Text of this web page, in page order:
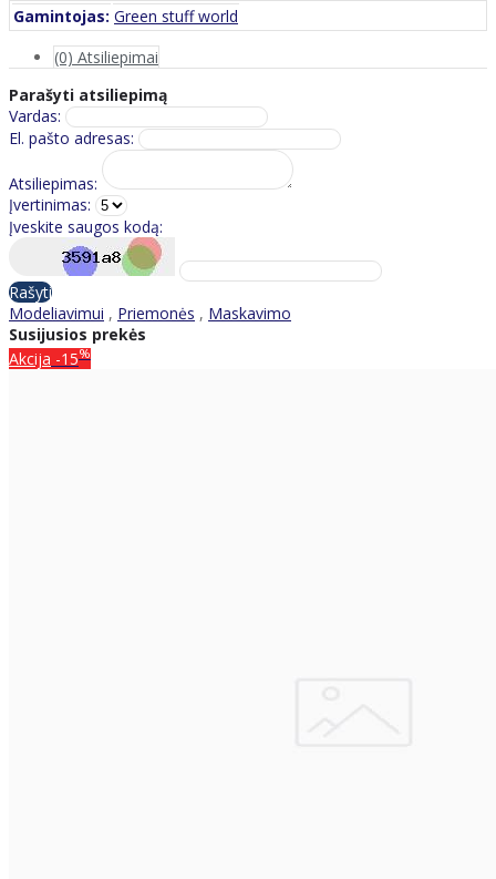
Gamintojas: Green stuff world
(0) Atsiliepimai
Parašyti atsiliepimą
Vardas:
El. pašto adresas:
Atsiliepimas:
Įvertinimas:
Įveskite saugos kodą:
Rašyti
Modeliavimui , Priemonės , Maskavimo
Susijusios prekės
Akcija -15%